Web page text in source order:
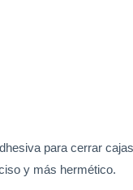
para cerrar
y más hermético.